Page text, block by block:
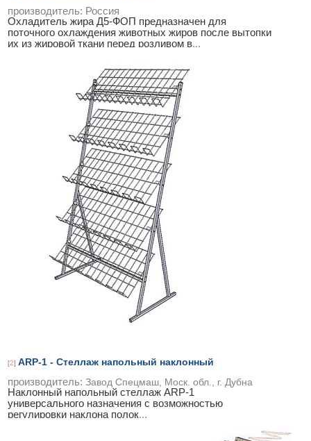
Охладитель жира Д5-ФОП предназначен для
поточного охлаждения животных жиров после вытопки
их из жировой ткани перед розливом в...
производитель: Россия
[2] ARP-1 - Стеллаж напольный наклонный
Наклонный напольный стеллаж ARP-1
универсального назначения с возможностью
регулировки наклона полок...
производитель: Завод Спецмаш, Моск. обл., г. Дубна